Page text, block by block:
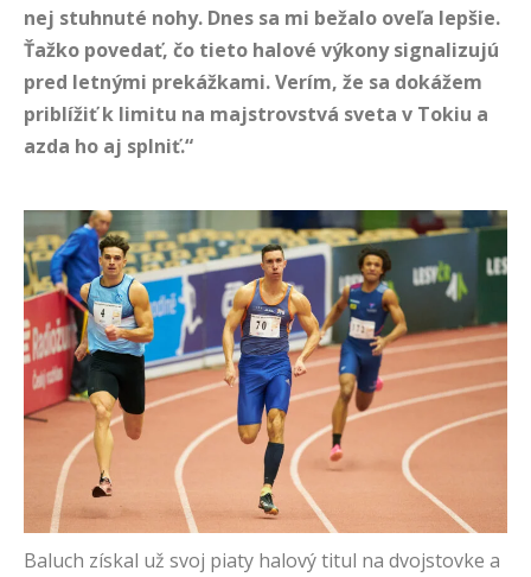
nej stuhnuté nohy. Dnes sa mi bežalo oveľa lepšie.
Ťažko povedať, čo tieto halové výkony signalizujú
pred letnými prekážkami. Verím, že sa dokážem
priblížiť k limitu na majstrovstvá sveta v Tokiu a
azda ho aj splniť.“
Baluch získal už svoj piaty halový titul na dvojstovke a